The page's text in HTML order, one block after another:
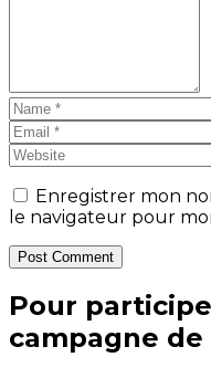
Enregistrer mon
le navigateur pour
Post Comment
Pour
campagne